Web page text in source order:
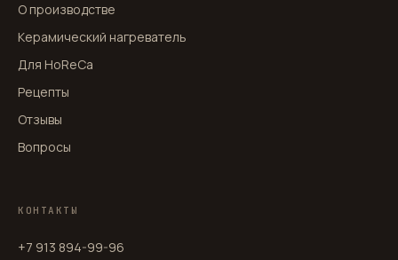
О производстве
Керамический нагреватель
Для HoReCa
Рецепты
Отзывы
Вопросы
КОНТАКТЫ
+7 913 894-99-96